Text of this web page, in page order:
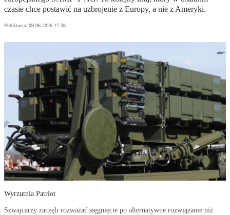
czasie chce postawić na uzbrojenie z Europy, a nie z Ameryki.
Publikacja: 09.06.2026 17:38
Wyrzutnia Patriot
Szwajcarzy zaczęli rozważać sięgnięcie po alternatywne rozwiązanie niż